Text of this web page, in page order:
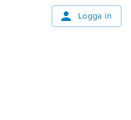
Logga in